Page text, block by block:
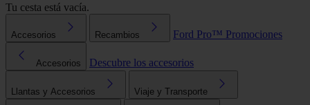
Tu cesta está vacía.
Accesorios Recambios Ford Pro™ Promociones
Accesorios Descubre los accesorios
Llantas y Accesorios Viaje y Transporte